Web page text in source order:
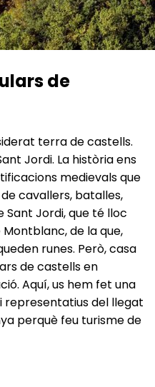
de
terra de castells.
Jordi. La història ens
medievals que
cavallers, batalles,
Sant Jordi, que té lloc
de la que,
runes. Però, casa
de castells en
Aquí, us hem fet una
representatius del llegat
perquè feu turisme de